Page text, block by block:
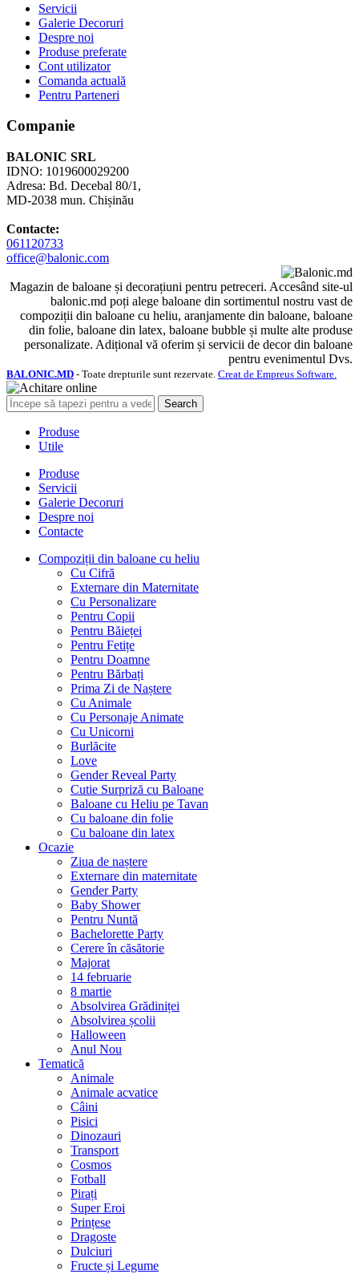
Servicii
Galerie Decoruri
Despre noi
Produse preferate
Cont utilizator
Comanda actuală
Pentru Parteneri
Companie
BALONIC SRL
IDNO: 1019600029200
Adresa: Bd. Decebal 80/1,
MD-2038 mun. Chișinău
Contacte:
061120733
office@balonic.com
Magazin de baloane și decorațiuni pentru petreceri. Accesând site-ul
balonic.md poți alege baloane din sortimentul nostru vast de
compoziții din baloane cu heliu, aranjamente din baloane, baloane
din folie, baloane din latex, baloane bubble și multe alte produse
personalizate. Adițional vă oferim și servicii de decor din baloane
pentru evenimentul Dvs.
BALONIC.MD - Toate drepturile sunt rezervate. Creat de Empreus Software.
Search
Produse
Utile
Produse
Servicii
Galerie Decoruri
Despre noi
Contacte
Compoziții din baloane cu heliu
Cu Cifră
Externare din Maternitate
Cu Personalizare
Pentru Copii
Pentru Băieței
Pentru Fetițe
Pentru Doamne
Pentru Bărbați
Prima Zi de Naștere
Cu Animale
Cu Personaje Animate
Cu Unicorni
Burlăcite
Love
Gender Reveal Party
Cutie Surpriză cu Baloane
Baloane cu Heliu pe Tavan
Cu baloane din folie
Cu baloane din latex
Ocazie
Ziua de naștere
Externare din maternitate
Gender Party
Baby Shower
Pentru Nuntă
Bachelorette Party
Cerere în căsătorie
Majorat
14 februarie
8 martie
Absolvirea Grădiniței
Absolvirea școlii
Halloween
Anul Nou
Tematică
Animale
Animale acvatice
Câini
Pisici
Dinozauri
Transport
Cosmos
Fotball
Pirați
Super Eroi
Prințese
Dragoste
Dulciuri
Fructe și Legume